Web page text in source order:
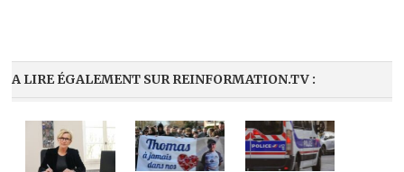
A LIRE ÉGALEMENT SUR REINFORMATION.TV :